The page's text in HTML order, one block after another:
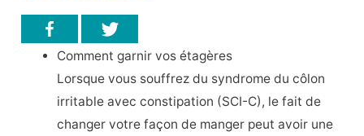
Comment garnir vos étagères
Lorsque vous souffrez du syndrome du côlon
irritable avec constipation (SCI-C), le fait de
changer votre façon de manger peut avoir une